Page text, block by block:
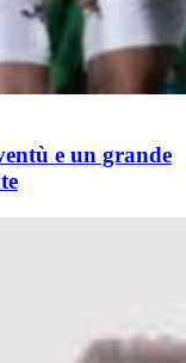
e un grande